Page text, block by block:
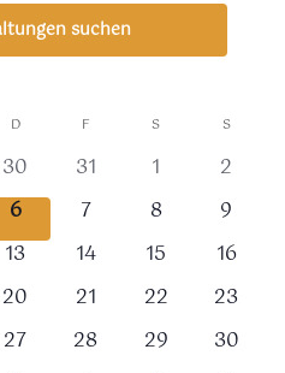
suchen
D F S S
0
Veranstaltungen,
30
0
Veranstaltungen,
31
0
1
0
2
0
Veranstaltungen,
6
0
Veranstaltungen,
7
0
8
0
9
0
Veranstaltungen,
13
0
Veranstaltungen,
14
0
15
0
16
0
Veranstaltungen,
20
0
Veranstaltungen,
21
0
22
0
23
0
27
0
28
0
29
0
30